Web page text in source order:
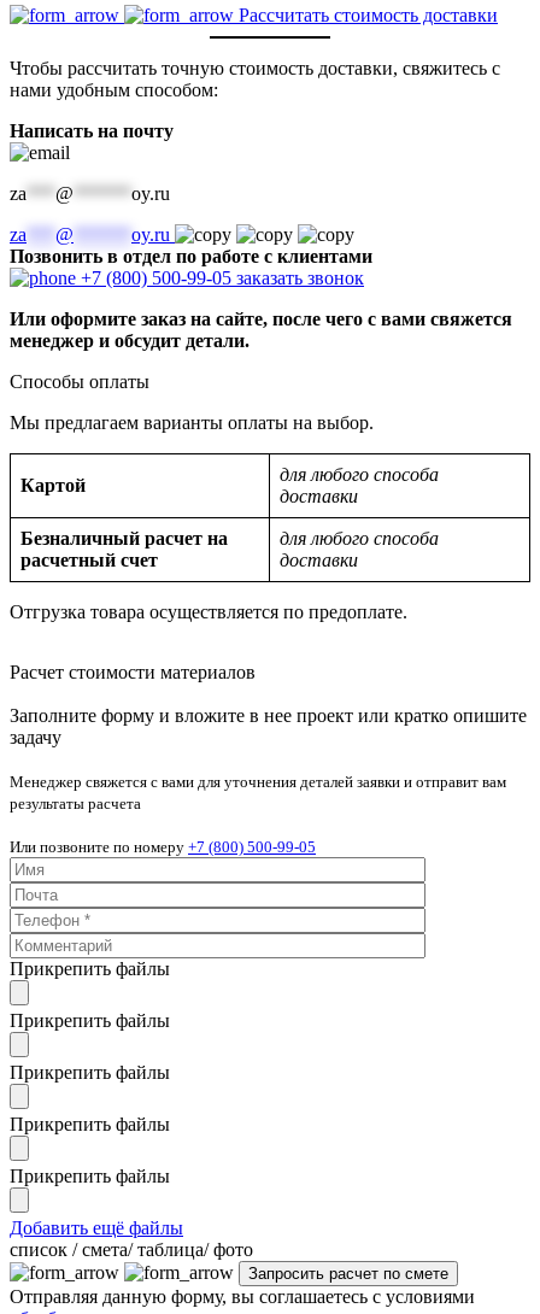
Рассчитать стоимость доставки
Чтобы рассчитать точную стоимость доставки, свяжитесь с
нами удобным способом:
Написать на почту
za @
oy.ru
za
@
oy.ru
Позвонить в отдел по работе с клиентами
+7 (800) 500-99-05 заказать звонок
Или оформите заказ на сайте, после чего с вами свяжется
менеджер и обсудит детали.
Способы оплаты
Мы предлагаем варианты оплаты на выбор.
Картой
для любого способа
доставки
Безналичный расчет на
расчетный счет
для любого способа
доставки
Отгрузка товара осуществляется по предоплате.
Расчет стоимости материалов
Заполните форму и вложите в нее проект или кратко опишите
задачу
Менеджер свяжется с вами для уточнения деталей заявки и отправит вам
результаты расчета
Или позвоните по номеру +7 (800) 500-99-05
Прикрепить файлы
Прикрепить файлы
Прикрепить файлы
Прикрепить файлы
Прикрепить файлы
Добавить ещё файлы
cписок / смета/ таблица/ фото
Отправляя данную форму, вы соглашаетесь с условиями